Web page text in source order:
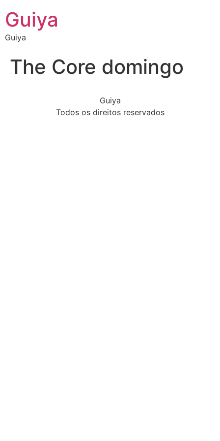
Guiya
Guiya
The Core domingo
Guiya
Todos os direitos reservados